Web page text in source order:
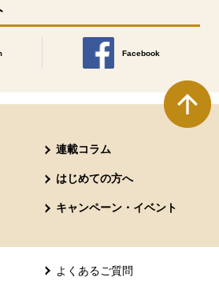
ウで開きます。
Facebook
別のウィンドウで開きます
連載コラム
はじめての方へ
キャンペーン・イベント
よくあるご質問